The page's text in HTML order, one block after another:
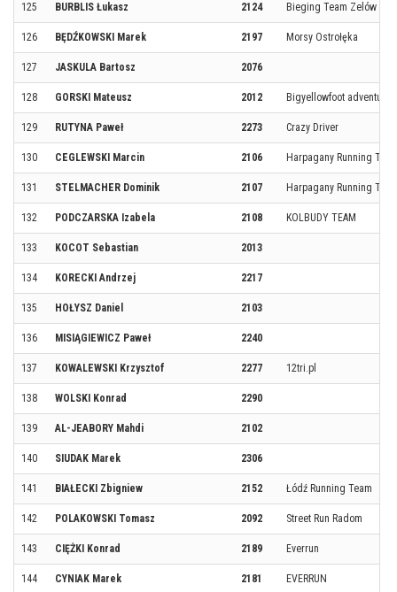
125 BURBLIS Łukasz 2124 Bieging Team Zelów
126 BĘDŹKOWSKI Marek 2197 Morsy Ostrołęka
127 JASKULA Bartosz 2076
128 GORSKI Mateusz 2012 Bigyellowfoot adventure
129 RUTYNA Paweł 2273 Crazy Driver
130 CEGLEWSKI Marcin 2106 Harpagany Running
131 STELMACHER Dominik 2107 Harpagany Running
132 PODCZARSKA Izabela 2108 KOLBUDY TEAM
133 KOCOT Sebastian 2013
134 KORECKI Andrzej 2217
135 HOŁYSZ Daniel 2103
136 MISIĄGIEWICZ Paweł 2240
137 KOWALEWSKI Krzysztof 2277 12tri.pl
138 WOLSKI Konrad 2290
139 AL-JEABORY Mahdi 2102
140 SIUDAK Marek 2306
141 BIAŁECKI Zbigniew 2152 Łódź Running Team
142 POLAKOWSKI Tomasz 2092 Street Run Radom
143 CIĘŻKI Konrad 2189 Everrun
144 CYNIAK Marek 2181 EVERRUN